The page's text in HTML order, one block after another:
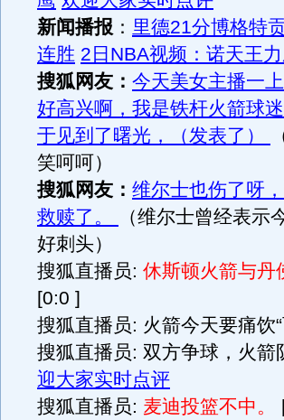
新闻播报 ： 里德21分博格特
连胜 2日NBA视频：诺天王
搜狐网友： 今天美女主播一
好高兴啊，我是铁杆火箭球
于见到了曙光，（发表了）
笑呵呵）
搜狐网友： 维尔士也伤了呀
救赎了。
（维尔士曾经表
好刺头）
搜狐直播员: 休斯顿火箭与丹
[0:0 ]
搜狐直播员: 火箭今天要痛饮
搜狐直播员: 双方争球，火
迎大家实时点评
搜狐直播员: 麦迪投篮不中。